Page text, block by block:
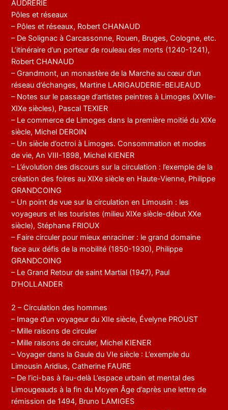
AUDRERIE
Pôles et réseaux
– Pôles et réseaux, Robert CHANAUD
– De Solignac à Carcassonne, Rouen, Bruges, Cologne, etc.
L’itinéraire d’un porteur de rouleau des morts (1240-1241),
Robert CHANAUD
– Grandmont, un monastère de la Marche au cœur d’un
réseau d’échanges, Martine LARIGAUDERIE-BEIJEAUD
– Notes sur le passage d’artistes peintres à Limoges (XVIIe-
XIXe siècles), Pascal TEXIER
– Le commerce de Limoges dans la première moitié du XIXe
siècle, Michel DEROIN
– Un siècle d’octroi à Limoges. Consommation et modes
de vie, An VIII-1898, Michel KIENER
– L’évolution des discours sur la circulation : l’exemple de la
création des foires au XIXe siècle en Haute-Vienne, Philippe
GRANDCOING
– Un point de vue sur la circulation en Limousin : les
voyageurs et les touristes (milieu XIXe siècle-début XXe
siècle), Stéphane FRIOUX
– Faire circuler pour mieux enraciner : le grand domaine
face aux défis de la mobilité (1850-1930), Philippe
GRANDCOING
– Le Grand Retour de saint Martial (1947), Paul
D’HOLLANDER
2 – Circulation des hommes
– Image d’un voyageur du XIIe siècle, Évelyne PROUST
– Mille raisons de circuler
– Mille raisons de circuler, Michel KIENER
– Voyager dans la Gaule du VIe siècle : L’exemple du
Limousin Aridius, Catherine FAURE
– De l’ici-bas à l’au-delà L’espace urbain et mental des
Limougeauds à la fin du Moyen Âge d’après une lettre de
rémission de 1494, Bruno LAMIGES